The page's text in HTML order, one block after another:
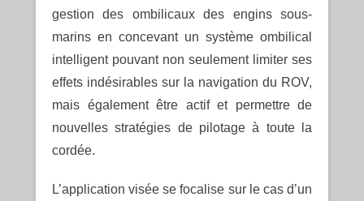
gestion des ombilicaux des engins sous-
marins en concevant un système ombilical
intelligent pouvant non seulement limiter ses
effets indésirables sur la navigation du ROV,
mais également être actif et permettre de
nouvelles stratégies de pilotage à toute la
cordée.
L’application visée se focalise sur le cas d’un